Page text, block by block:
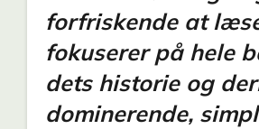
forfriskende at
fokuserer på hele
dets historie og
dominerende,